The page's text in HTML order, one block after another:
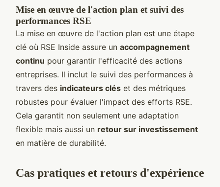
Mise en œuvre de l'action plan et suivi des
performances RSE
La mise en œuvre de l'action plan est une étape
clé où RSE Inside assure un accompagnement
continu pour garantir l'efficacité des actions
entreprises. Il inclut le suivi des performances à
travers des indicateurs clés et des métriques
robustes pour évaluer l'impact des efforts RSE.
Cela garantit non seulement une adaptation
flexible mais aussi un retour sur investissement
en matière de durabilité.
Cas pratiques et retours d'expérience